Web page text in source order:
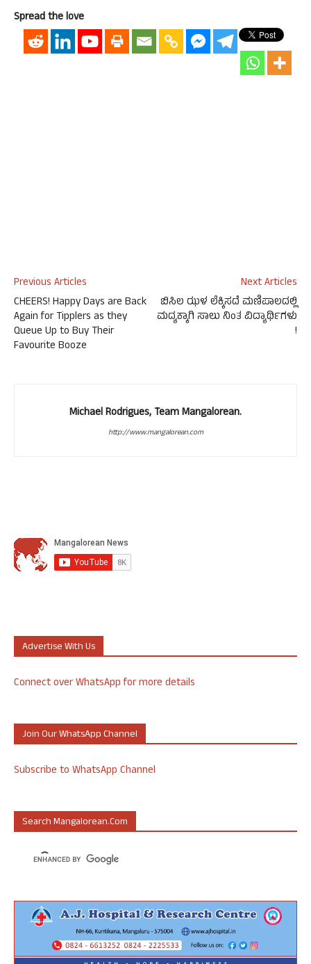
Spread the love
Previous Articles
CHEERS! Happy Days are Back
Again for Tipplers as they
Queue Up to Buy Their
Favourite Booze
Next Articles
ಬಿಸಿಲ ಝಳ ಲೆಕ್ಕಿಸದೆ ಮಣಿಪಾಲದಲ್ಲಿ
ಮದ್ಯಕ್ಕಾಗಿ ಸಾಲು ನಿಂತ ವಿದ್ಯಾರ್ಥಿಗಳು
!
Michael Rodrigues, Team Mangalorean.
http://www.mangalorean.com
Advertise With Us
Connect over WhatsApp for more details
Join Our WhatsApp Channel
Subscribe to WhatsApp Channel
Search Mangalorean.com